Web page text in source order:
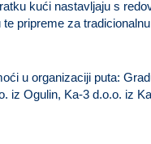
kući nastavljaju s
pripreme za
u organizaciji puta:
iz Ogulin, Ka-3 d.o.o. iz